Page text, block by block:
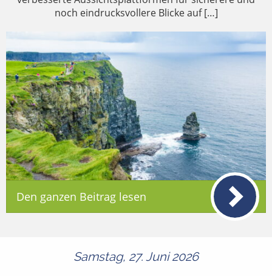
noch eindrucksvollere Blicke auf […]
Den ganzen Beitrag lesen
Samstag, 27. Juni 2026